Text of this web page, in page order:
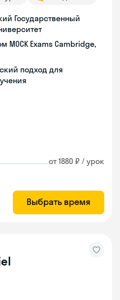
Государственный
MOCK Exams Cambridge,
подход для
от 1880 ₽ / урок
Выбрать время